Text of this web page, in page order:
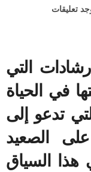
تعليقات
التي
في الحياة
تدعو إلى
على الصعيد
هذا السياق